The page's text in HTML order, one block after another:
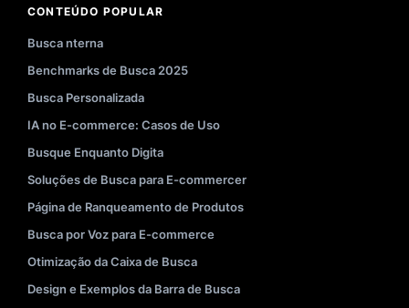
CONTEÚDO POPULAR
Busca nterna
Benchmarks de Busca 2025
Busca Personalizada
IA no E-commerce: Casos de Uso
Busque Enquanto Digita
Soluções de Busca para E-commercer
Página de Ranqueamento de Produtos
Busca por Voz para E-commerce
Otimização da Caixa de Busca
Design e Exemplos da Barra de Busca